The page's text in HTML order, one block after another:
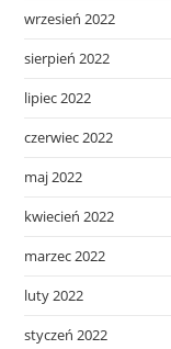
wrzesień 2022
sierpień 2022
lipiec 2022
czerwiec 2022
maj 2022
kwiecień 2022
marzec 2022
luty 2022
styczeń 2022